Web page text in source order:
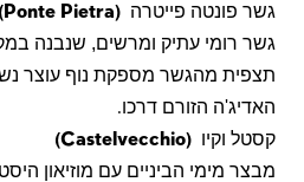
גשר פונטה פייטרה (Ponte Pietra)
תצפית מהגשר מספקת נוף עוצר
האדיג'ה הזורם דרכו.
קסטל וקיו (Castelvecchio)
מבצר מימי הביניים עם מוזיאון